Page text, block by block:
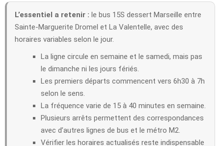
L’essentiel a retenir : le bus 15S dessert Marseille entre
Sainte-Marguerite Dromel et La Valentelle, avec des
horaires variables selon le jour.
La ligne circule en semaine et le samedi, mais pas
le dimanche ni les jours fériés.
Les premiers départs commencent vers 6h30 à 7h
selon le sens.
La fréquence varie de 15 à 40 minutes en semaine.
Plusieurs arrêts permettent des correspondances
avec d’autres lignes de bus et le métro M2.
Vérifier les horaires actualisés reste indispensable